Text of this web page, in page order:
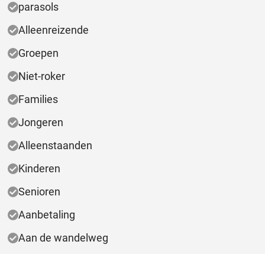
parasols
Alleenreizende
Groepen
Niet-roker
Families
Jongeren
Alleenstaanden
Kinderen
Senioren
Aanbetaling
Aan de wandelweg